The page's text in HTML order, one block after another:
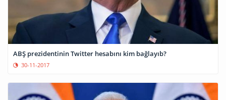
ABŞ prezidentinin Twitter hesabını kim bağlayıb?
30-11-2017